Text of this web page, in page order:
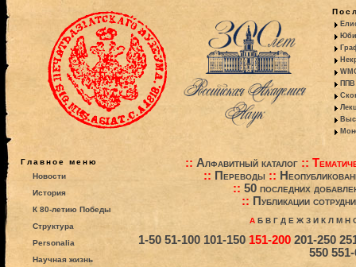
ППВ
Главное меню
Новости
История
К 80-летию Победы
Структура
Personalia
Научная жизнь
:: Алфавитный каталог ::
:: Переводы::
:: 50 последних
:: Публикации
А Б В Г Д Е Ж З И К Л М Н
1-50 51-100 101-150 151-200 201-250
550